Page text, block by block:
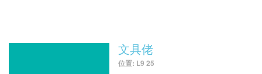
文具佬
位置: L9 25